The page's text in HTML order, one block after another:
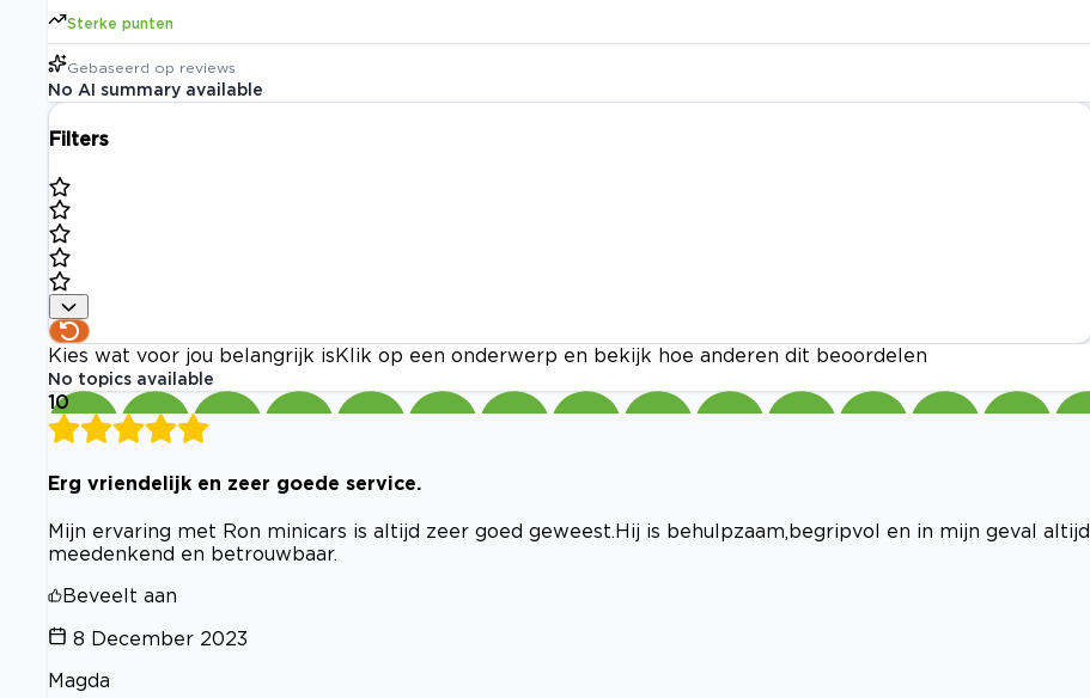
Sterke punten
Gebaseerd op reviews
No AI summary available
Filters
Kies wat voor jou belangrijk is Klik op een onderwerp en bekijk hoe anderen dit beoordelen
No topics available
10
Erg vriendelijk en zeer goede service.
Mijn ervaring met Ron minicars is altijd zeer goed geweest.Hij is behulpzaam,begripvol en in mijn geval altijd
meedenkend en betrouwbaar.
Beveelt aan
8 December 2023
Magda